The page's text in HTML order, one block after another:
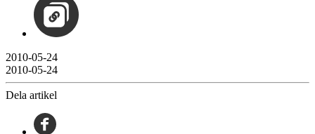
2010-05-24
2010-05-24
Dela artikel